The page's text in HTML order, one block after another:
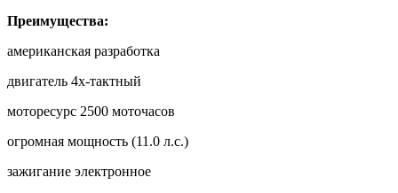
Преимущества:
американская разработка
двигатель 4х-тактный
моторесурс 2500 моточасов
огромная мощность (11.0 л.с.)
зажигание электронное